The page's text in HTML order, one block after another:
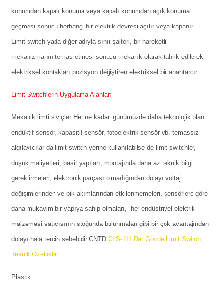
konumdan kapalı konuma veya kapalı konumdan açık konuma
geçmesi sonucu herhangi bir elektrik devresi açılır veya kapanır.
Limit switch yada diğer adıyla sınır şalteri, bir hareketli
mekanizmanın temas etmesi sonucu mekanik olarak tahrik edilerek
elektriksel kontakları pozisyon değiştiren elektriksel bir anahtardır.
Limit Switchlerin Uygulama Alanları
Mekanik limti siviçler Her ne kadar, günümüzde daha teknolojik olan
endüktif sensör, kapasitif sensör, fotoelektrik sensör vb. temassız
algılayıcılar da limit switch yerine kullanılabilse de limit switchler,
düşük maliyetleri, basit yapıları, montajında daha az teknik bilgi
gerektirmeleri, elektronik parçası olmadığından dolayı voltaj
değişimlerinden ve pik akımlarından etkilenmemeleri, sensörlere göre
daha mukavim bir yapıya sahip olmaları, her endüstriyel elektrik
malzemesi satıcısının stoğunda bulunmaları gibi bir çok avantajından
dolayı hala tercih sebebidir.CNTD CLS-111 Dar Gövde Limit Switch
Teknik Özellikler :
Plastik